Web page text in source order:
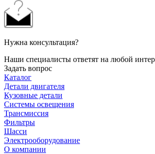
Нужна консультация?
Наши специалисты ответят на любой
Задать вопрос
Каталог
Детали двигателя
Кузовные детали
Системы освещения
Трансмиссия
Фильтры
Шасси
Электрооборудование
О компании